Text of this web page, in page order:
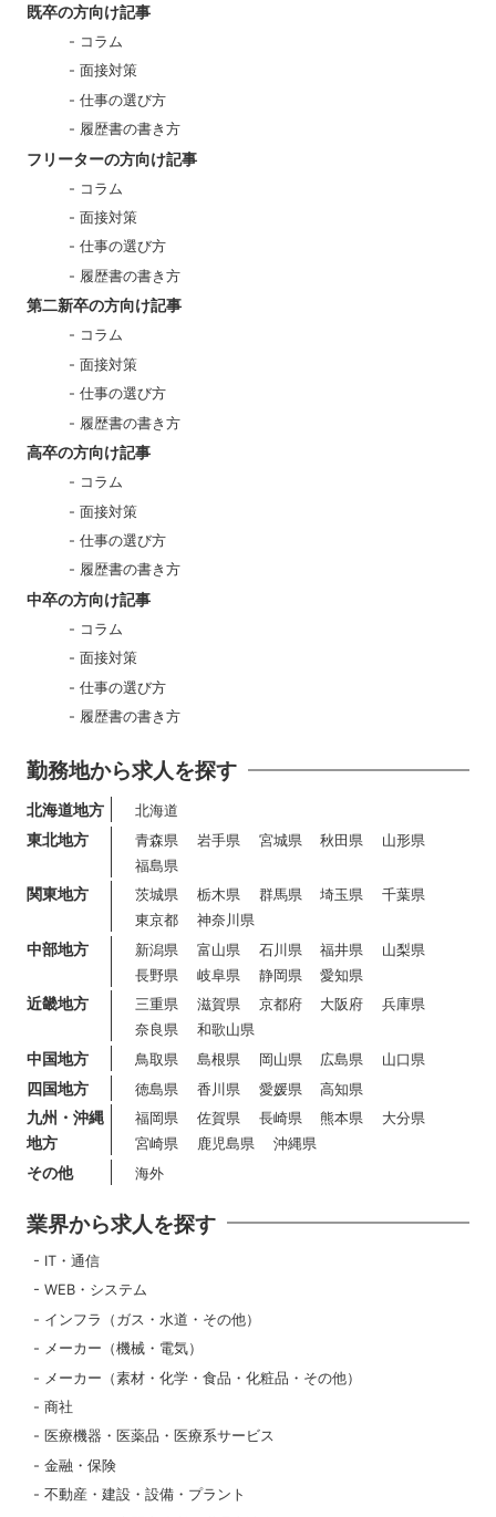
既卒の方向け記事
コラム
面接対策
仕事の選び方
履歴書の書き方
フリーターの方向け記事
コラム
面接対策
仕事の選び方
履歴書の書き方
第二新卒の方向け記事
コラム
面接対策
仕事の選び方
履歴書の書き方
高卒の方向け記事
コラム
面接対策
仕事の選び方
履歴書の書き方
中卒の方向け記事
コラム
面接対策
仕事の選び方
履歴書の書き方
勤務地から求人を探す
北海道地方 北海道
東北地方 青森県 岩手県 宮城県 秋田県
山形県
福島県
関東地方 茨城県 栃木県 群馬県 埼玉県
千葉県
東京都
神奈川県
中部地方 新潟県 富山県 石川県 福井県
山梨県
長野県
岐阜県 静岡県 愛知県
近畿地方 三重県 滋賀県 京都府 大阪府
兵庫県
奈良県
和歌山県
中国地方 鳥取県 島根県 岡山県 広島県 山口県
四国地方 徳島県 香川県 愛媛県 高知県
九州・沖縄
地方
福岡県 佐賀県 長崎県 熊本県
大分県
宮崎県
鹿児島県 沖縄県
その他 海外
業界から求人を探す
IT・通信
WEB・システム
インフラ（ガス・水道・その他）
メーカー（機械・電気）
メーカー（素材・化学・食品・化粧品・その他）
商社
医療機器・医薬品・医療系サービス
金融・保険
不動産・建設・設備・プラント